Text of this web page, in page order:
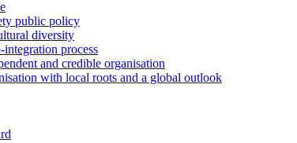
public policy
diversity
process
and credible organisation
with local roots and a global outlook